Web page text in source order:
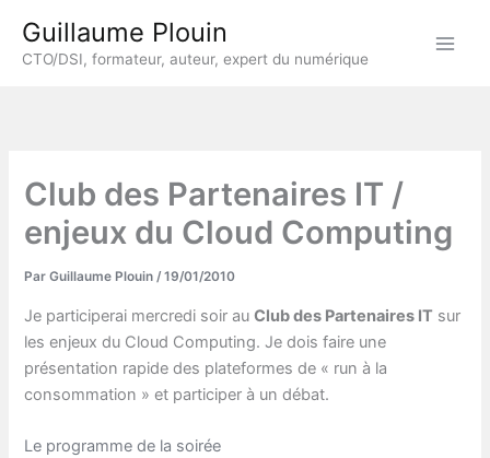
contenu
Guillaume Plouin
CTO/DSI, formateur, auteur, expert du numérique
Club des Partenaires IT /
enjeux du Cloud Computing
ParGuillaume Plouin/19/01/2010
Je participerai mercredi soir auClub des Partenaires IT sur
les enjeux du Cloud Computing. Je dois faire une
présentation rapide des plateformes de « run à la
consommation » et participer à un débat.
Le programme de la soirée